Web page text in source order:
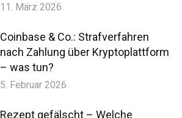
11. März 2026
Coinbase & Co.: Strafverfahren
nach Zahlung über Kryptoplattform
– was tun?
5. Februar 2026
Rezept gefälscht – Welche